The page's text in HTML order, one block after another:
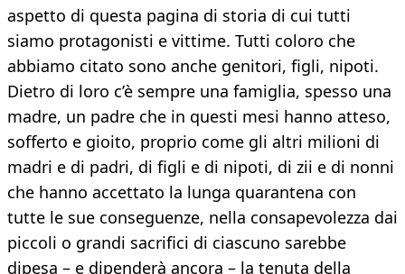
aspetto di questa pagina di storia di cui tutti
siamo protagonisti e vittime. Tutti coloro che
abbiamo citato sono anche genitori, figli, nipoti.
Dietro di loro c’è sempre una famiglia, spesso una
madre, un padre che in questi mesi hanno atteso,
sofferto e gioito, proprio come gli altri milioni di
madri e di padri, di figli e di nipoti, di zii e di nonni
che hanno accettato la lunga quarantena con
tutte le sue conseguenze, nella consapevolezza dai
piccoli o grandi sacrifici di ciascuno sarebbe
dipesa – e dipenderà ancora – la tenuta della